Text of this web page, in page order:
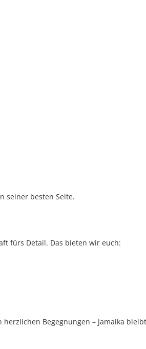
seiner besten Seite.
fürs Detail. Das bieten wir euch:
Begegnungen – Jamaika